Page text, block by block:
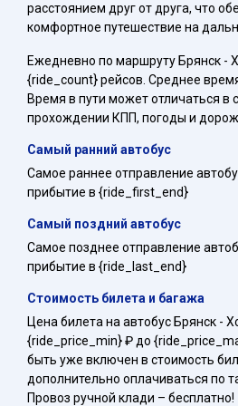
расстоянием друг от друга, что
комфортное путешествие на
Ежедневно по маршруту Брянск -
{ride_count} рейсов. Среднее
Время в пути может отличаться в
прохождении КПП, погоды и
Самый ранний автобус
Самое раннее отправление
прибытие в {ride_first_end}
Самый поздний автобус
Самое позднее отправление
прибытие в {ride_last_end}
Стоимость билета и багажа
Цена билета на автобус Брянск -
{ride_price_min} ₽ до
быть уже включен в стоимость
дополнительно оплачиваться по
Провоз ручной клади – бесплатно!